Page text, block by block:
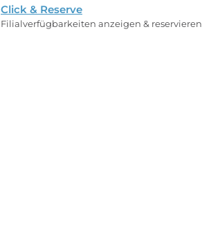
Click & Reserve
Filialverfügbarkeiten anzeigen & reservieren